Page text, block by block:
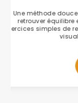
Jouez au
l’application
Google Play